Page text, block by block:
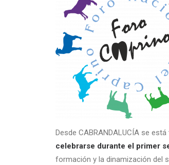
Desde CABRANDALUCÍA se
celebrarse durante el primer
formación y la dinamización del